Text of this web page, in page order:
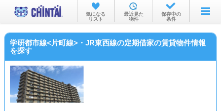
お部屋を探す
沿線・駅から
気になる
リスト
最近見た
物件
保存中の
条件
学研都市線<片町線>・JR東西線の定期借家の賃貸物件情報
を探す